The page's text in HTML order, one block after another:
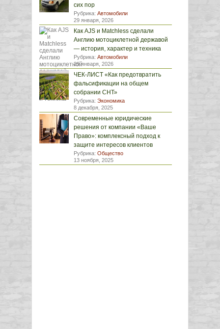
сих пор
Рубрика: Автомобили
29 января, 2026
Как AJS и Matchless сделали
Англию мотоциклетной державой
— история, характер и техника
Рубрика: Автомобили
29 января, 2026
ЧЕК-ЛИСТ «Как предотвратить
фальсификации на общем
собрании СНТ»
Рубрика: Экономика
8 декабря, 2025
Современные юридические
решения от компании «Ваше
Право»: комплексный подход к
защите интересов клиентов
Рубрика: Общество
13 ноября, 2025